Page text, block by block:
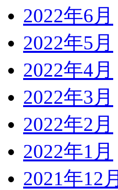
2022年6月
2022年5月
2022年4月
2022年3月
2022年2月
2022年1月
2021年12月